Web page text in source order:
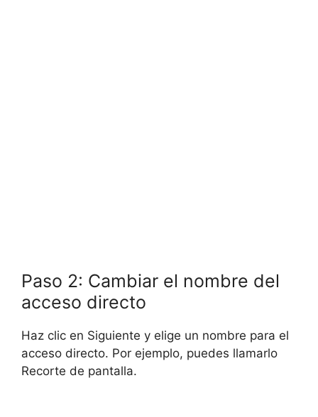
Paso 2: Cambiar el nombre del
acceso directo
Haz clic en Siguiente y elige un nombre para el
acceso directo. Por ejemplo, puedes llamarlo
Recorte de pantalla.